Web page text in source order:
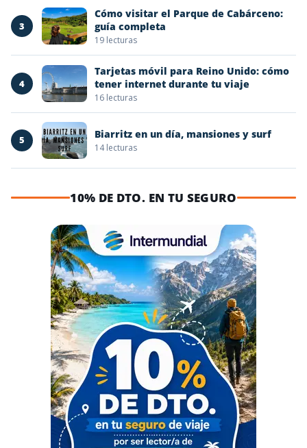
3
Cómo visitar el Parque de Cabárceno:
guía completa
19 lecturas
4
Tarjetas móvil para Reino Unido: cómo
tener internet durante tu viaje
16 lecturas
5 Biarritz en un día, mansiones y surf
14 lecturas
10% DE DTO. EN TU SEGURO